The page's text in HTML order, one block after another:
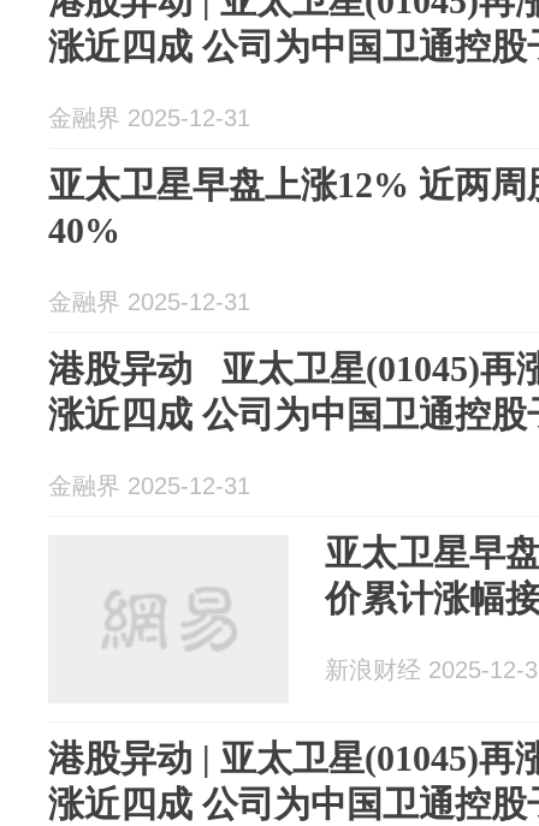
涨近四成 公司为中国卫通控股
金融界 2025-12-31
亚太卫星早盘上涨12% 近两
40%
金融界 2025-12-31
港股异动 亚太卫星(01045)再
涨近四成 公司为中国卫通控股
金融界 2025-12-31
亚太卫星早
价累计涨幅
新浪财经 2025-12-
港股异动 | 亚太卫星(01045)再
涨近四成 公司为中国卫通控股